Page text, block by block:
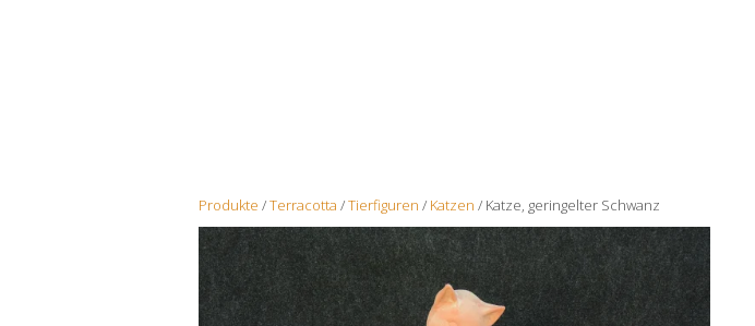
Produkte /Terracotta /Tierfiguren / Katzen / Katze, geringelter Schwanz